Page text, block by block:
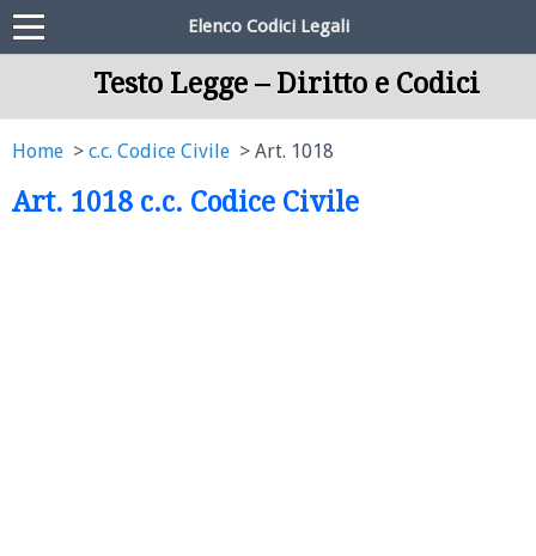
Elenco Codici Legali
Testo Legge – Diritto e Codici
Home c.c. Codice Civile Art. 1018
Art. 1018 c.c. Codice Civile